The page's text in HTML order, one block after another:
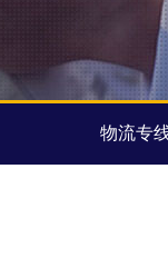
物流专